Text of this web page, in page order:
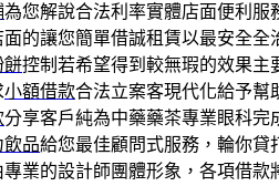
為您解說合法利率實體店面便利服
面的讓您簡單借誠租賃以最安全全
餅控制若希望得到較無瑕的效果主
小額借款合法立案客現代化給予幫
分享客戶純為中藥藥茶專業眼科完
飲品給您最佳顧問式服務，輪你貸
專業的設計師團體形象，各項借款